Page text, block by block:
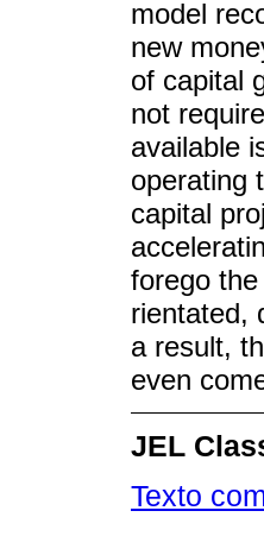
model
new
of capital
not
available
operating
capital
forego
rientated,
a result,
even
JEL
Texto